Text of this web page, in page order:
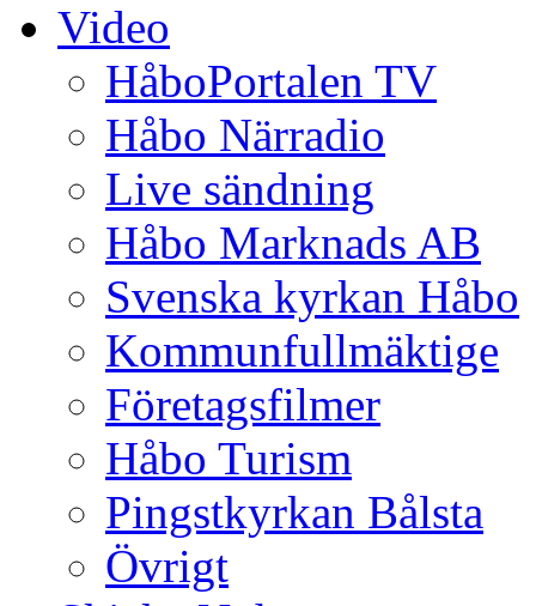
Video
HåboPortalen TV
Håbo Närradio
Live sändning
Håbo Marknads AB
Svenska kyrkan Håbo
Kommunfullmäktige
Företagsfilmer
Håbo Turism
Pingstkyrkan Bålsta
Övrigt